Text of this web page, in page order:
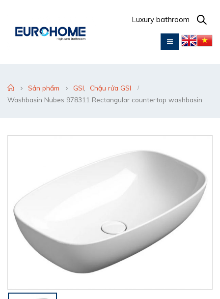
Luxury bathroom
Sản phẩm GSI
Chậu rửa GSI
Washbasin Nubes 978311 Rectangular countertop washbasin